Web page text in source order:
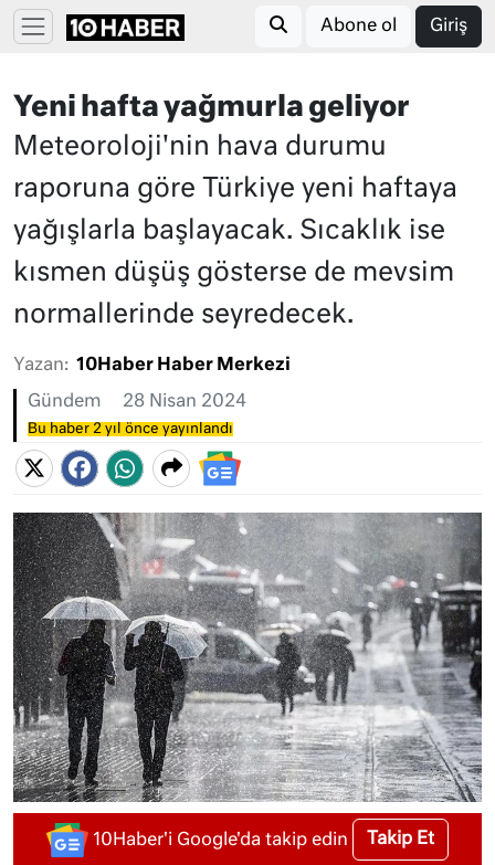
Abone ol Giriş
Yeni hafta yağmurla geliyor
Meteoroloji'nin hava durumu
raporuna göre Türkiye yeni haftaya
yağışlarla başlayacak. Sıcaklık ise
kısmen düşüş gösterse de mevsim
normallerinde seyredecek.
Yazan: 10Haber Haber Merkezi
Gündem 28 Nisan 2024
Bu haber 2 yıl önce yayınlandı
10Haber'i Google'da takip edin Takip Et